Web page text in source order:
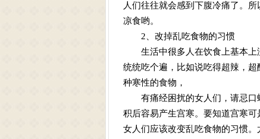
人们往往就会感到下腹冷痛了。
凉食哟。
2、改掉乱吃食物的习惯
生活中很多人在饮食上基本上
统统吃个遍，比如说吃得超辣，
种寒性的食物，
有痛经困扰的女人们，请忌口
积后容易产生宫寒。要知道宫寒
女人们应该改变乱吃食物的习惯